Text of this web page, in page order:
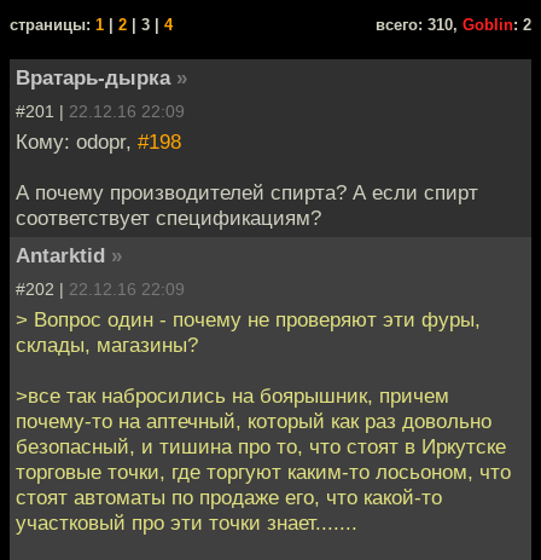
cтраницы: 1 2 | 3 | 4 всего: 310, Goblin: 2
Вратарь-дырка »
#201 | 22.12.16 22:09
Кому: odopr, #198
А почему производителей спирта? А если спирт
соответствует спецификациям?
Antarktid »
#202 | 22.12.16 22:09
> Вопрос один - почему не проверяют эти фуры,
склады, магазины?
>все так набросились на боярышник, причем
почему-то на аптечный, который как раз довольно
безопасный, и тишина про то, что стоят в Иркутске
торговые точки, где торгуют каким-то лосьоном, что
стоят автоматы по продаже его, что какой-то
участковый про эти точки знает.......